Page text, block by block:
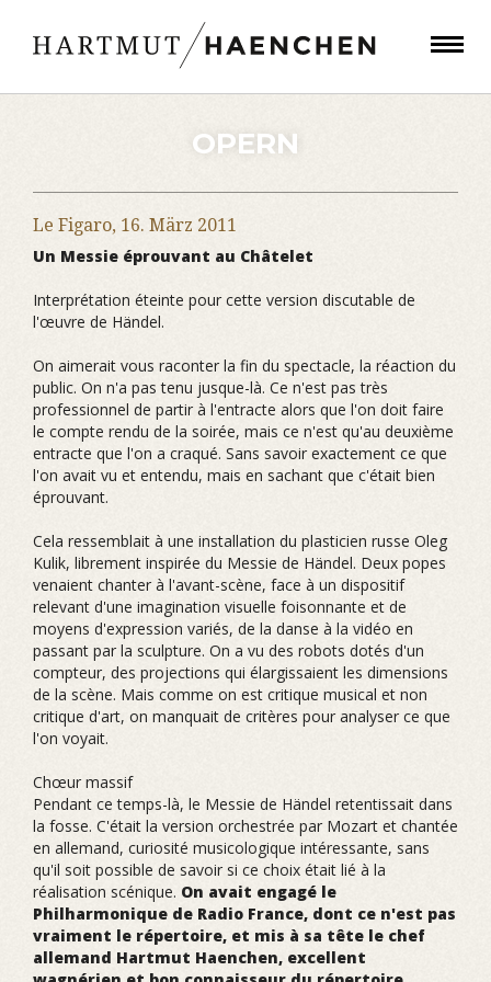
OPERN
Le Figaro, 16. März 2011
Un Messie éprouvant au Châtelet
Interprétation éteinte pour cette version discutable de
l'œuvre de Händel.
On aimerait vous raconter la fin du spectacle, la réaction du
public. On n'a pas tenu jusque-là. Ce n'est pas très
professionnel de partir à l'entracte alors que l'on doit faire
le compte rendu de la soirée, mais ce n'est qu'au deuxième
entracte que l'on a craqué. Sans savoir exactement ce que
l'on avait vu et entendu, mais en sachant que c'était bien
éprouvant.
Cela ressemblait à une installation du plasticien russe Oleg
Kulik, librement inspirée du Messie de Händel. Deux popes
venaient chanter à l'avant-scène, face à un dispositif
relevant d'une imagination visuelle foisonnante et de
moyens d'expression variés, de la danse à la vidéo en
passant par la sculpture. On a vu des robots dotés d'un
compteur, des projections qui élargissaient les dimensions
de la scène. Mais comme on est critique musical et non
critique d'art, on manquait de critères pour analyser ce que
l'on voyait.
Chœur massif
Pendant ce temps-là, le Messie de Händel retentissait dans
la fosse. C'était la version orchestrée par Mozart et chantée
en allemand, curiosité musicologique intéressante, sans
qu'il soit possible de savoir si ce choix était lié à la
réalisation scénique. On avait engagé le
Philharmonique de Radio France, dont ce n'est pas
vraiment le répertoire, et mis à sa tête le chef
allemand Hartmut Haenchen, excellent